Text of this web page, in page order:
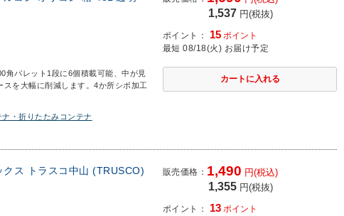
角パレット1段に6個積載可能、中が見
を大幅に削減します。4か所シボ加工
ナ・折りたたみコンテナ
1,537 円(税抜)
ポイント： 15 ポイント
最短 08/18(火) お届け予定
ス トラスコ中山 (TRUSCO) 販売価格： 1,490 円(税込)
1,355 円(税抜)
ポイント： 13 ポイント